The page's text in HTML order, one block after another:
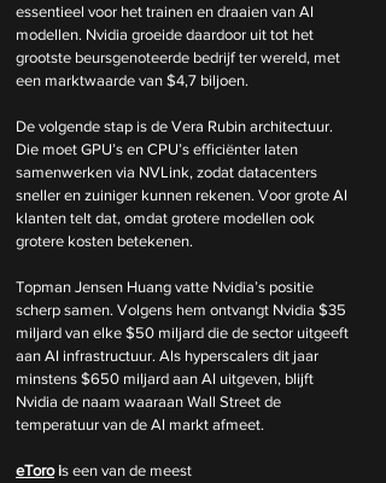
essentieel voor het trainen en draaien van AI
modellen. Nvidia groeide daardoor uit tot het
grootste beursgenoteerde bedrijf ter wereld, met
een marktwaarde van $4,7 biljoen.
De volgende stap is de Vera Rubin architectuur.
Die moet GPU’s en CPU’s efficiënter laten
samenwerken via NVLink, zodat datacenters
sneller en zuiniger kunnen rekenen. Voor grote AI
klanten telt dat, omdat grotere modellen ook
grotere kosten betekenen.
Topman Jensen Huang vatte Nvidia’s positie
scherp samen. Volgens hem ontvangt Nvidia $35
miljard van elke $50 miljard die de sector uitgeeft
aan AI infrastructuur. Als hyperscalers dit jaar
minstens $650 miljard aan AI uitgeven, blijft
Nvidia de naam waaraan Wall Street de
temperatuur van de AI markt afmeet.
eToro is een van de meest